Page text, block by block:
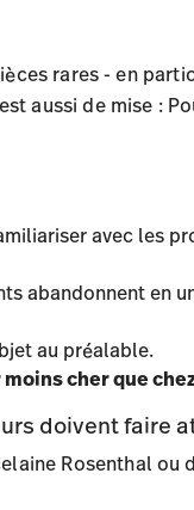
rares - en
aussi de mise :
avec les
abandonnent en
au préalable.
moins cher que
doivent faire
Rosenthal